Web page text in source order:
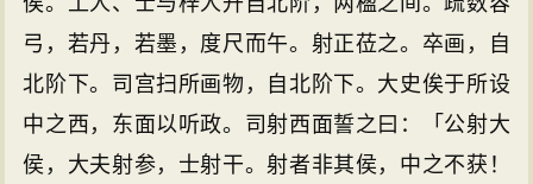
弓，若丹，若墨，度尺而午。射正莅之。卒画，自
北阶下。司宫扫所画物，自北阶下。大史俟于所设
中之西，东面以听政。司射西面誓之曰：「公射大
侯，大夫射参，士射干。射者非其侯，中之不获！